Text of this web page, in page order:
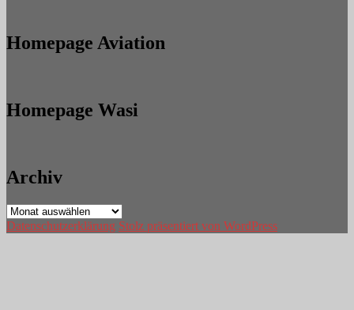
Homepage Aviation
Homepage Wasi
Archiv
Archiv
Datenschutzerklärung Stolz präsentiert von WordPress